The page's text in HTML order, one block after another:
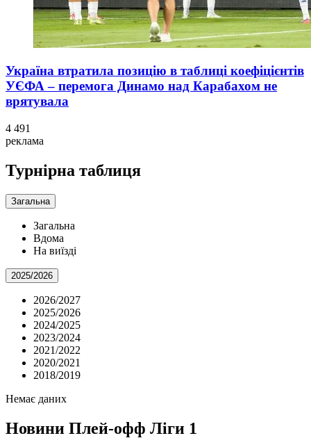
Україна втратила позицію в таблиці коефіцієнтів
УЄФА – перемога Динамо над Карабахом не
врятувала
4 491
реклама
Турнірна таблиця
Загальна
Загальна
Вдома
На виїзді
2025/2026
2026/2027
2025/2026
2024/2025
2023/2024
2021/2022
2020/2021
2018/2019
Немає даних
Новини Плей-офф Ліги 1